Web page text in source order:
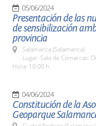
05/06/2024
Presentación de las
de sensibilización
provincia
Salamanca (Salamanca)
Lugar: Sala de Comarcas.
Hora: 10:00 h.
04/06/2024
Constitución de la
Geoparque